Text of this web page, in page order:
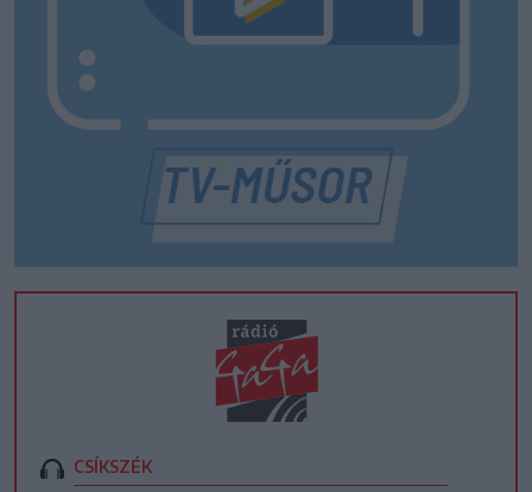
CSÍKSZÉK